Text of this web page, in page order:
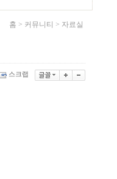
홈 > 커뮤니티 > 자료실
스크랩